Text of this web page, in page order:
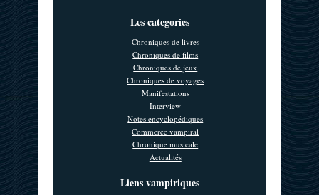
Les categories
Chroniques de livres
Chroniques de films
Chroniques de jeux
Chroniques de voyages
Manifestations
Interview
Notes encyclopédiques
Commerce vampiral
Chronique musicale
Actualités
Liens vampiriques